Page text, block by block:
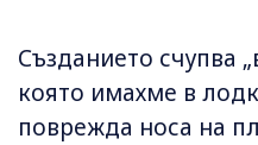
Създанието счупва
която имахме в
поврежда носа на